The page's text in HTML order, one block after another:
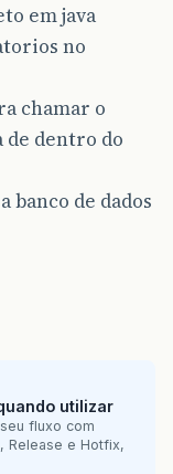
em java
no
chamar o
dentro do
de dados
utilizar
fluxo com
Release e Hotfix,